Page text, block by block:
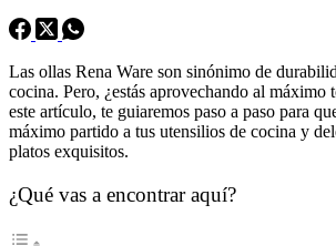
Las ollas Rena Ware son sinónimo de
cocina. Pero, ¿estás aprovechando al máximo
este artículo, te guiaremos paso a paso para
máximo partido a tus utensilios de cocina y
platos exquisitos.
¿Qué vas a encontrar aquí?